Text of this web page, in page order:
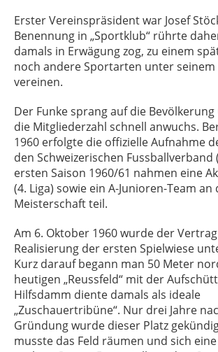
Erster Vereinspräsident war Josef
Benennung in „Sportklub“ rührte
damals in Erwägung zog, zu einem
noch andere Sportarten unter seinem
vereinen.
Der Funke sprang auf die
die Mitgliederzahl schnell anwuchs.
1960 erfolgte die offizielle Aufnahme
den Schweizerischen Fussballverband
ersten Saison 1960/61 nahmen eine
(4. Liga) sowie ein A-Junioren-Team an
Meisterschaft teil.
Am 6. Oktober 1960 wurde der
Realisierung der ersten Spielwiese
Kurz darauf begann man 50 Meter
heutigen „Reussfeld“ mit der
Hilfsdamm diente damals als ideale
„Zuschauertribüne“. Nur drei Jahre
Gründung wurde dieser Platz
musste das Feld räumen und sich